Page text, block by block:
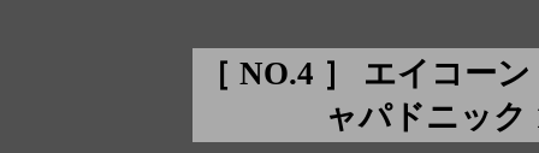
［ NO.4 ］ エイコー
ャパドニック